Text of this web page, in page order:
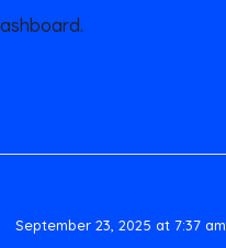
September 23, 2025 at 7:37 am